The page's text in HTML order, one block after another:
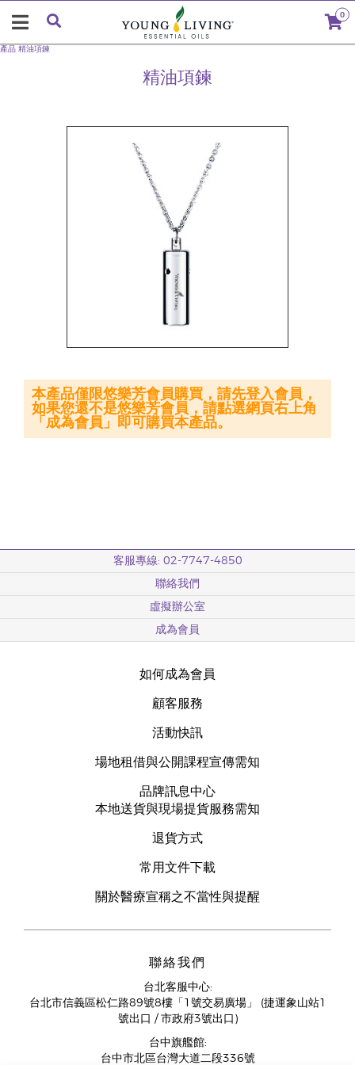
0
精油項鍊
產品 精油項鍊
本產品僅限悠樂芳會員購買，請先登入會員，
如果您還不是悠樂芳會員，請點選網頁右上角
「成為會員」即可購買本產品。
客服專線: 02-7747-4850
聯絡我們
虛擬辦公室
成為會員
如何成為會員
顧客服務
活動快訊
場地租借與公開課程宣傳需知
品牌訊息中心
本地送貨與現場提貨服務需知
退貨方式
常用文件下載
關於醫療宣稱之不當性與提醒
聯絡我們
台北客服中心:
台北市信義區松仁路89號8樓「1號交易廣場」 (捷運象山站1
號出口 / 市政府3號出口)
台中旗艦館:
台中市北區台灣大道二段336號